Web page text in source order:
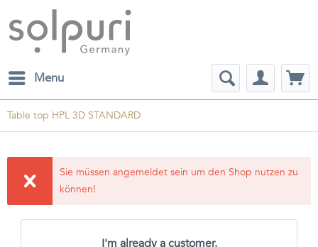
Menu
Table top HPL 3D STANDARD
Sie müssen angemeldet sein um den Shop nutzen zu
können!
I'm already a customer.